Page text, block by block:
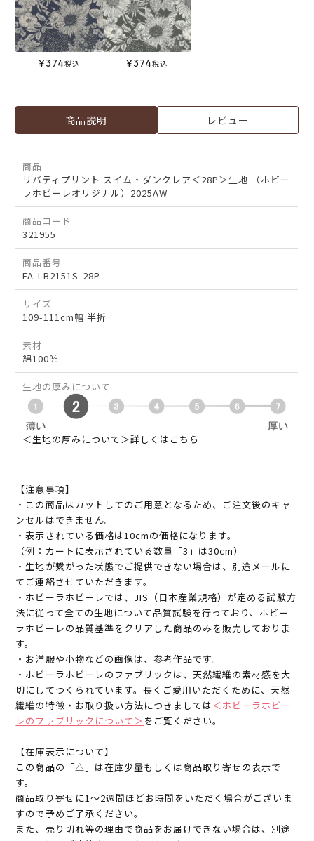
¥374税込 ¥374税込
商品説明 レビュー
商品
リバティプリント スイム・ダンクレア＜28P＞生地 （ホビー
ラホビーレオリジナル）2025AW
商品コード
321955
商品番号
FA-LB2151S-28P
サイズ
109-111cm幅 半折
素材
綿100％
生地の厚みについて
＜生地の厚みについて＞詳しくはこちら
【注意事項】
・この商品はカットしてのご用意となるため、ご注文後のキャ
ンセルはできません。
・表示されている価格は10cmの価格になります。
（例：カートに表示されている数量「3」は30cm）
・生地が繋がった状態でご提供できない場合は、別途メールに
てご連絡させていただきます。
・ホビーラホビーレでは、JIS（日本産業規格）が定める試験方
法に従って全ての生地について品質試験を行っており、ホビー
ラホビーレの品質基準をクリアした商品のみを販売しておりま
す。
・お洋服や小物などの画像は、参考作品です。
・ホビーラホビーレのファブリックは、天然繊維の素材感を大
切にしてつくられています。長くご愛用いただくために、天然
繊維の特徴・お取り扱い方法につきましては＜ホビーラホビー
レのファブリックについて＞ をご覧ください。
【在庫表示について】
この商品の「△」は在庫少量もしくは商品取り寄せの表示で
す。
商品取り寄せに1～2週間ほどお時間をいただく場合がございま
すので予めご了承ください。
また、売り切れ等の理由で商品をお届けできない場合は、別途